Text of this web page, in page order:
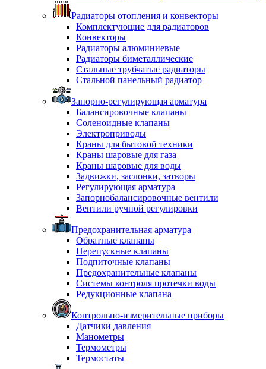
Радиаторы отопления и конвекторы
Комплектующие для радиаторов
Конвекторы
Радиаторы алюминиевые
Радиаторы биметаллические
Стальные трубчатые радиаторы
Стальной панельный радиатор
Запорно-регулирующая арматура
Балансировочные клапаны
Соленоидные клапаны
Электроприводы
Краны для бытовой техники
Краны шаровые для газа
Краны шаровые для воды
Задвижки, заслонки, затворы
Регулирующая арматура
Запорнобалансировочные вентили
Вентили ручной регулировки
Предохранительная арматура
Обратные клапаны
Перепускные клапаны
Подпиточные клапаны
Предохранительные клапаны
Системы контроля протечки воды
Редукционные клапана
Контрольно-измерительные приборы
Датчики давления
Манометры
Термометры
Термостаты